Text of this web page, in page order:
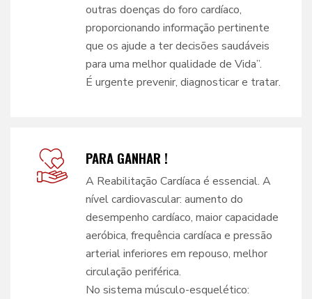
outras doenças do foro cardíaco,
proporcionando informação pertinente
que os ajude a ter decisões saudáveis
para uma melhor qualidade de Vida”.
É urgente prevenir, diagnosticar e tratar.
PARA GANHAR !
A Reabilitação Cardíaca é essencial. A
nível cardiovascular: aumento do
desempenho cardíaco, maior capacidade
aeróbica, frequência cardíaca e pressão
arterial inferiores em repouso, melhor
circulação periférica.
No sistema músculo-esquelético: